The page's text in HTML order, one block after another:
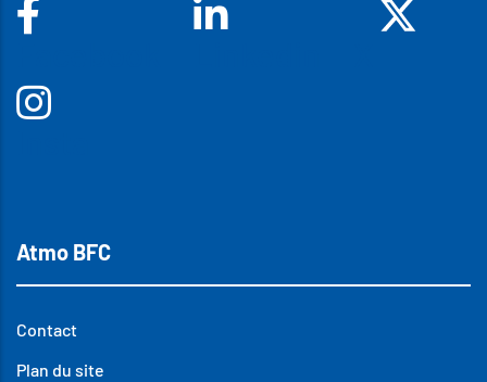
Atmo BFC
Contact
Plan du site